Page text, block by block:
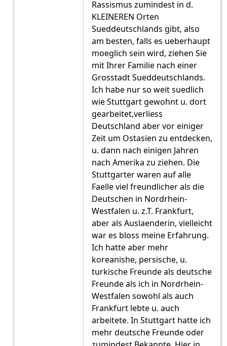
Rassismus zumindest in d.
KLEINEREN Orten
Sueddeutschlands gibt, also
am besten, falls es ueberhaupt
moeglich sein wird, ziehen Sie
mit Ihrer Familie nach einer
Grosstadt Sueddeutschlands.
Ich habe nur so weit suedlich
wie Stuttgart gewohnt u. dort
gearbeitet,verliess
Deutschland aber vor einiger
Zeit um Ostasien zu entdecken,
u. dann nach einigen Jahren
nach Amerika zu ziehen. Die
Stuttgarter waren auf alle
Faelle viel freundlicher als die
Deutschen in Nordrhein-
Westfalen u. z.T. Frankfurt,
aber als Auslaenderin, vielleicht
war es bloss meine Erfahrung.
Ich hatte aber mehr
koreanishe, persische, u.
turkische Freunde als deutsche
Freunde als ich in Nordrhein-
Westfalen sowohl als auch
Frankfurt lebte u. auch
arbeitete. In Stuttgart hatte ich
mehr deutsche Freunde oder